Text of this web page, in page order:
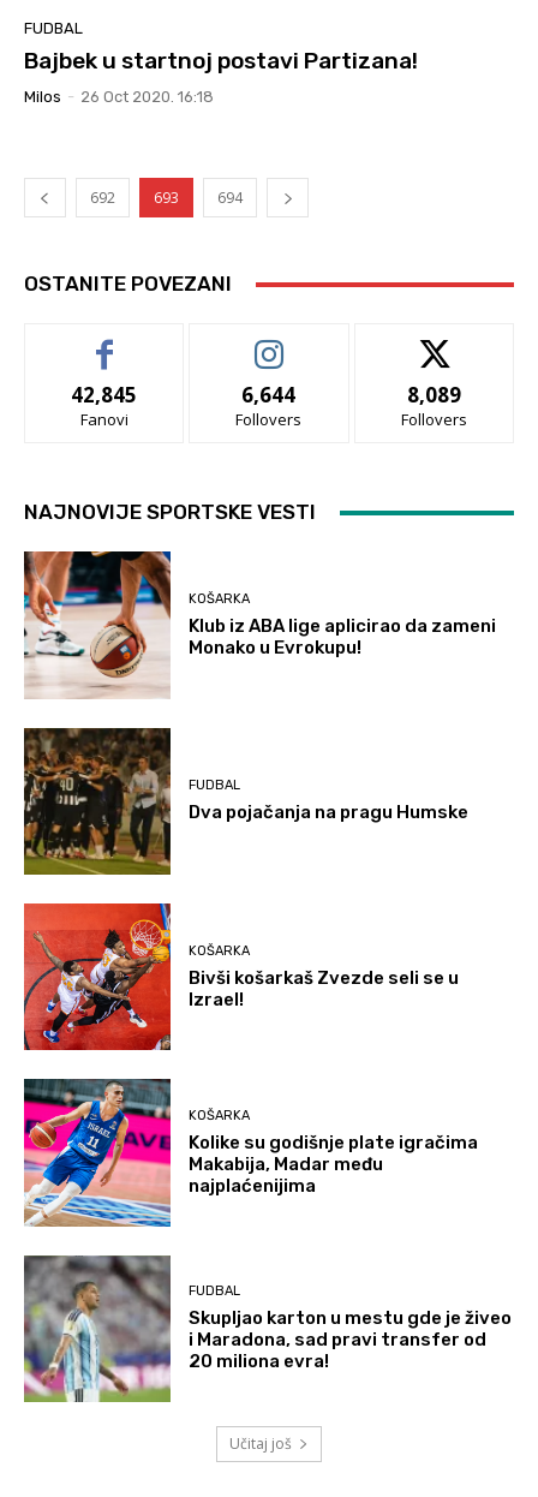
FUDBAL
Bajbek u startnoj postavi Partizana!
Milos - 26 Oct 2020. 16:18
692 693 694
OSTANITE POVEZANI
42,845
Fanovi
6,644
Follovers
8,089
Follovers
NAJNOVIJE SPORTSKE VESTI
KOŠARKA
Klub iz ABA lige aplicirao da zameni
Monako u Evrokupu!
FUDBAL
Dva pojačanja na pragu Humske
KOŠARKA
Bivši košarkaš Zvezde seli se u
Izrael!
KOŠARKA
Kolike su godišnje plate igračima
Makabija, Madar među
najplaćenijima
FUDBAL
Skupljao karton u mestu gde je živeo
i Maradona, sad pravi transfer od
20 miliona evra!
Učitaj još